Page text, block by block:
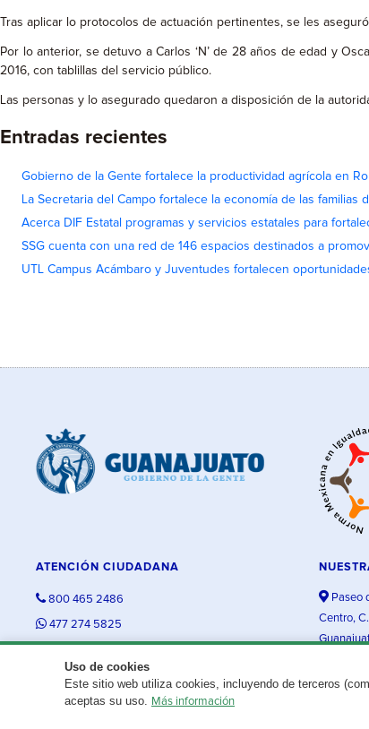
Tras aplicar lo protocolos de actuación pertinentes, se les
Por lo anterior, se detuvo a Carlos ‘N’ de 28 años de edad y
2016, con tablillas del servicio público.
Las personas y lo asegurado quedaron a disposición de la
Entradas recientes
Gobierno de la Gente fortalece la productividad agrícola en
La Secretaria del Campo fortalece la economía de las
Acerca DIF Estatal programas y servicios estatales para
SSG cuenta con una red de 146 espacios destinados a
UTL Campus Acámbaro y Juventudes fortalecen
Uso de cookies
Este sitio web utiliza cookies, incluyendo de terceros
aceptas su uso. Más información
ATENCIÓN CIUDADANA
800 465 2486
477 274 5825
Paseo
Centro,
¿Existe algún problema con esta página?Repórtalo aquí.